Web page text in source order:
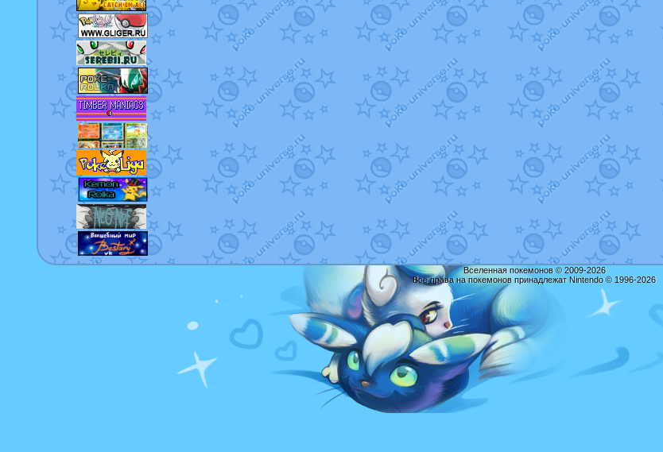
Вселенная покемонов © 2009-2026
Все права на покемонов принадлежат Nintendo © 1996-2026